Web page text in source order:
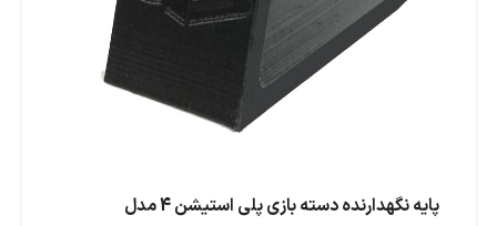
پایه نگهدارنده دسته بازی پلی استیشن 4 مدل